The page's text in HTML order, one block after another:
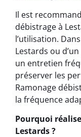
Il est
débistrage à
l’utilisation.
Lestards ou
un entretien
préserver les
Ramonage
la fréquence
Pourquoi
Lestards ?